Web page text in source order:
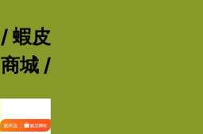
/ 蝦皮
商城 /